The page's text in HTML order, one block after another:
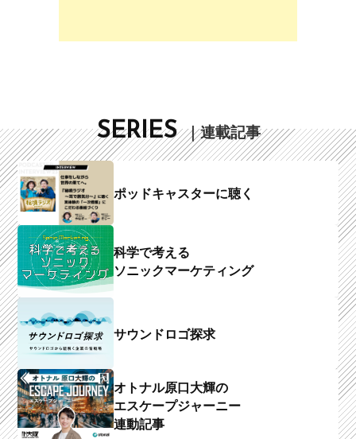
SERIES ｜連載記事
ポッドキャスターに聴く
科学で考える
ソニックマーケティング
サウンドロゴ探求
オトナル原口大輝の
エスケープジャーニー
連動記事